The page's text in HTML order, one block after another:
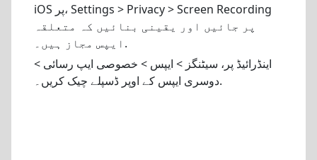
iOS پر، Settings > Privacy > Screen Recording
پر جائیں اور یقینی بنائیں کہ متعلقہ
ایپس مجاز ہیں۔.
اینڈرائیڈ پر، سیٹنگز > ایپس > خصوصی ایپ رسائی >
دوسری ایپس کے اوپر ڈسپلے چیک کریں۔.